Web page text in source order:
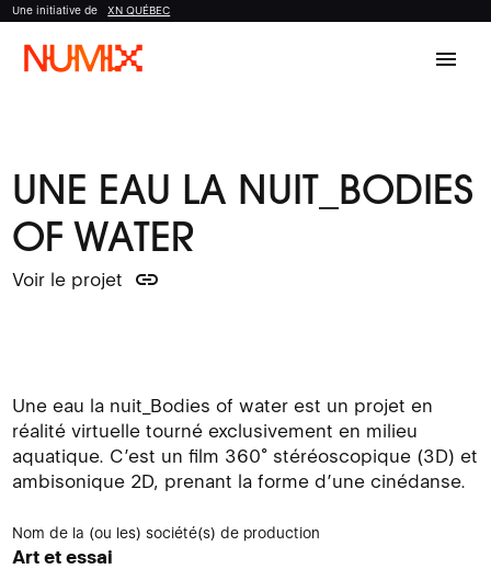
Une initiative de XN QUÉBEC
menu
UNE EAU LA NUIT_BODIES
OF WATER
Voir le projet link
Une eau la nuit_Bodies of water est un projet en
réalité virtuelle tourné exclusivement en milieu
aquatique. C’est un film 360° stéréoscopique (3D) et
ambisonique 2D, prenant la forme d’une cinédanse.
Nom de la (ou les) société(s) de production
Art et essai